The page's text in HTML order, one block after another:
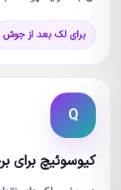
برای لک بعد از جوش
Q
کیوسوئیچ برای